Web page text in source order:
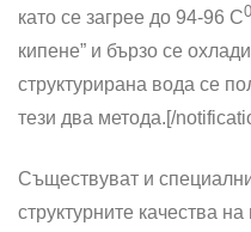
като се загрее до 94-96 С0
кипене” и бързо се
структурирана вода се
тези два метода.[/
Съществуват и
структурните качества